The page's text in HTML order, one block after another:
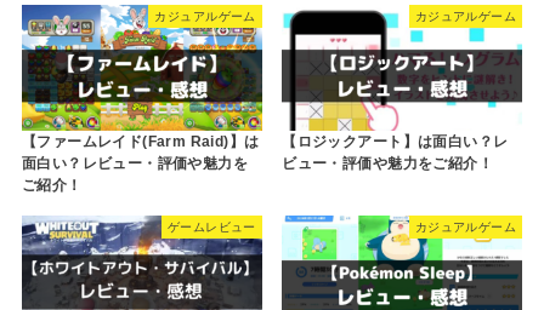
カジュアルゲーム
【ファームレイド(Farm Raid)】は
面白い？レビュー・評価や魅力を
ご紹介！
カジュアルゲーム
【ロジックアート】は面白い？レ
ビュー・評価や魅力をご紹介！
ゲームレビュー カジュアルゲーム